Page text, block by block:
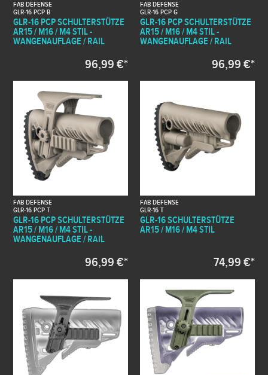
FAB DEFENSE
GLR-16 PCP B
GLR-16 PCP SCHULTERSTÜTZE
AR15 / M16 / M4 STIL -
WANGENAUFLAGE / RAIL
96,99 €*
FAB DEFENSE
GLR-16 PCP G
GLR-16 PCP SCHULTERSTÜTZE
AR15 / M16 / M4 STIL -
WANGENAUFLAGE / RAIL
96,99 €*
FAB DEFENSE
GLR-16 PCP T
GLR-16 PCP SCHULTERSTÜTZE
AR15 / M16 / M4 STIL -
WANGENAUFLAGE / RAIL
96,99 €*
FAB DEFENSE
GLR-16 T
GLR-16 SCHULTERSTÜTZE
AR15 / M16 / M4 STIL
74,99 €*